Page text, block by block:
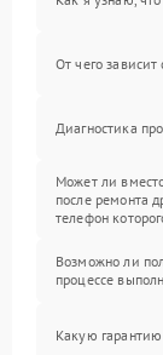
От чего
Диагностика
Может ли
после ремонта
телефон
Возможно ли
процессе
Какую